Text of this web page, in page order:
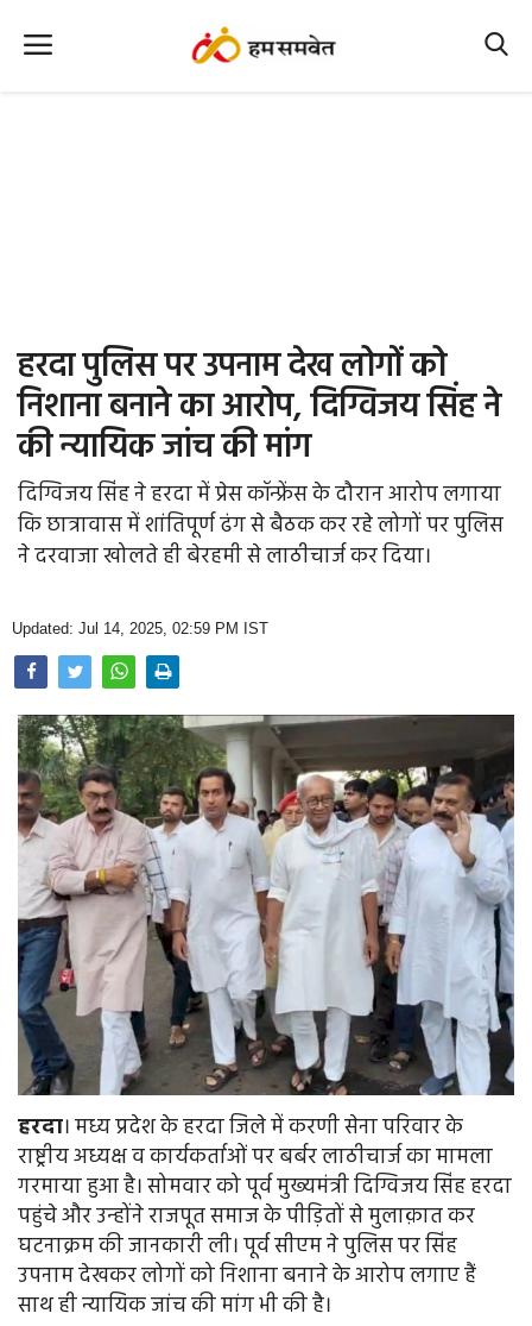
Office Office
Political Gossips
Farm & Food
Opinion
Photo Gallery
Home
हरदा पुलिस पर उपनाम देख लोगों को
निशाना बनाने का आरोप, दिग्विजय सिंह ने
की न्यायिक जांच की मांग
दिग्विजय सिंह ने हरदा में प्रेस कॉन्फ्रेंस के दौरान आरोप लगाया
कि छात्रावास में शांतिपूर्ण ढंग से बैठक कर रहे लोगों पर पुलिस
ने दरवाजा खोलते ही बेरहमी से लाठीचार्ज कर दिया।
Updated: Jul 14, 2025, 02:59 PM IST
हरदा। मध्य प्रदेश के हरदा जिले में करणी सेना परिवार के
राष्ट्रीय अध्यक्ष व कार्यकर्ताओं पर बर्बर लाठीचार्ज का मामला
गरमाया हुआ है। सोमवार को पूर्व मुख्यमंत्री दिग्विजय सिंह हरदा
पहुंचे और उन्होंने राजपूत समाज के पीड़ितों से मुलाक़ात कर
घटनाक्रम की जानकारी ली। पूर्व सीएम ने पुलिस पर सिंह
उपनाम देखकर लोगों को निशाना बनाने के आरोप लगाए हैं
साथ ही न्यायिक जांच की मांग भी की है।